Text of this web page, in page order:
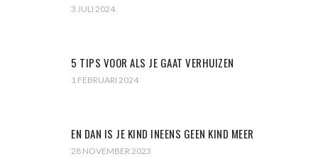
3 JULI 2024
5 TIPS VOOR ALS JE GAAT VERHUIZEN
1 FEBRUARI 2024
EN DAN IS JE KIND INEENS GEEN KIND MEER
28 NOVEMBER 2023